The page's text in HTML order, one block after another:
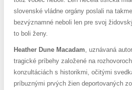
slovenské vládne orgány poslali na
bezvýznamné neboli len pre svoj
to boli ženy.
Heather Dune Macadam , uznávaná
tragické príbehy založené na
konzultáciách s historikmi, očitými
príbuznými prvých žien deportovaných